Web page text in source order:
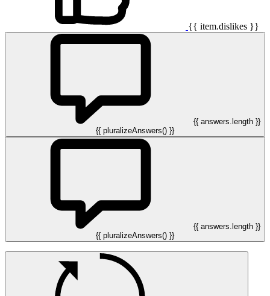
{{ item.dislikes }}
{{ answers.length }}
{{ pluralizeAnswers() }}
{{ answers.length }}
{{ pluralizeAnswers() }}